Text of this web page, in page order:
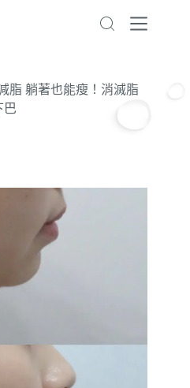
脂 躺著也能瘦！消滅脂
巴